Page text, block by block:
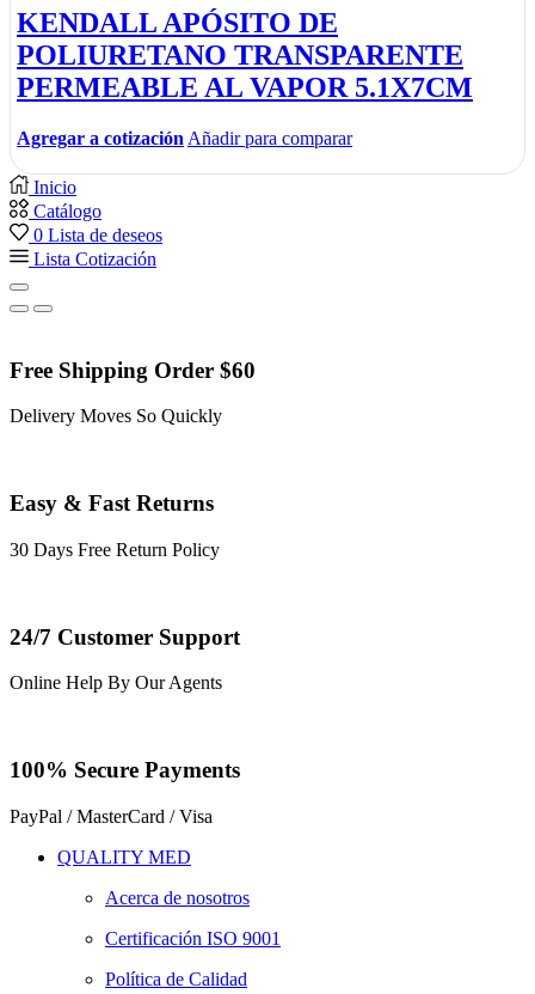
KENDALL APÓSITO DE
POLIURETANO TRANSPARENTE
PERMEABLE AL VAPOR 5.1X7CM
Agregar a cotización Añadir para comparar
Inicio
Catálogo
0 Lista de deseos
Lista Cotización
Free Shipping Order $60
Delivery Moves So Quickly
Easy & Fast Returns
30 Days Free Return Policy
24/7 Customer Support
Online Help By Our Agents
100% Secure Payments
PayPal / MasterCard / Visa
QUALITY MED
Acerca de nosotros
Certificación ISO 9001
Política de Calidad